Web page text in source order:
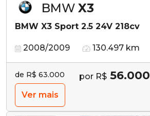
BMW X3
BMW X3 Sport 2.5 24V 218cv
2008/2009 130.497 km
de R$ 63.000 por R$ 56.000
Ver mais